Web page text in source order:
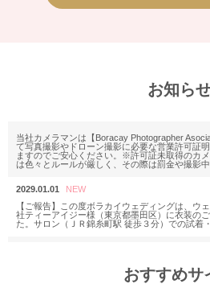
お知ら
当社カメラマンは【Boracay Photographer
て写真撮影やドローン撮影に必要な営業許可証
ますのでご安心ください。※許可証未取得のカ
は色々とルールが厳しく、その際は罰金や撮影中
2029.01.01
【ご報告】この度ボラカイウェディングは、ウ
社ティーアイジー様（東京都墨田区）に衣装の
た。サロン（ＪＲ錦糸町駅 徒歩３分）での試着
M様 2025年12月or2026年2月
ウェディングフォトお問い合わせありがとうござ
おすすめサ